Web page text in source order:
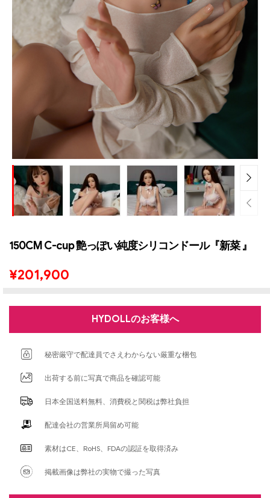
150CM C-cup 艶っぽい純度シリコンドール『新菜 』
¥201,900
HYDOLLのお客様へ
秘密厳守で配達員でさえわからない厳重な梱包
出荷する前に写真で商品を確認可能
日本全国送料無料、消費税と関税は弊社負担
配達会社の営業所局留め可能
素材はCE、RoHS、FDAの認証を取得済み
掲載画像は弊社の実物で撮った写真